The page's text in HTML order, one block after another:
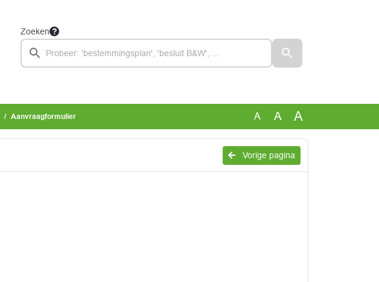
Zoeken
Aanvraagformulier A A A
Vorige pagina